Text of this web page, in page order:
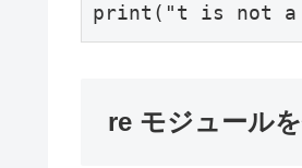
print ( "t is not a
re モジュール